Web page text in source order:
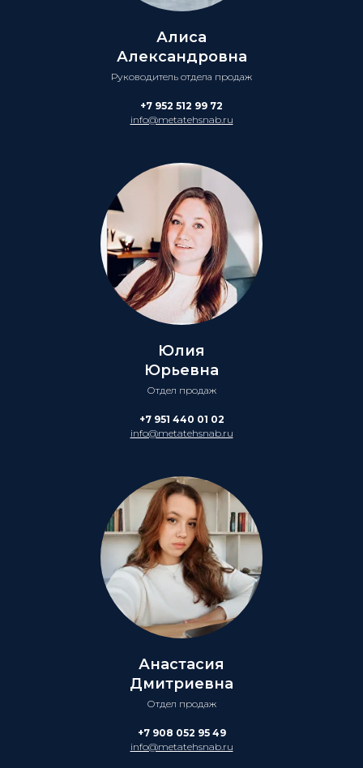
Алиса
Александровна
Руководитель отдела продаж
+7 952 512 99 72
info@metatehsnab.ru
Юлия
Юрьевна
Отдел продаж
+7 951 440 01 02
info@metatehsnab.ru
Анастасия
Дмитриевна
Отдел продаж
+7 908 052 95 49
info@metatehsnab.ru